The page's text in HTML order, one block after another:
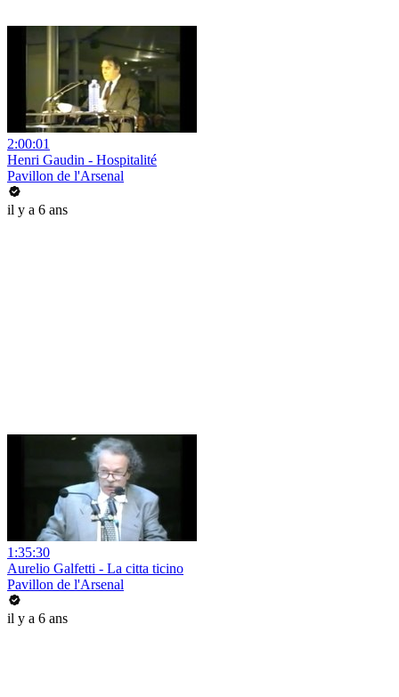
2:00:01
Henri Gaudin - Hospitalité
Pavillon de l'Arsenal
il y a 6 ans
1:35:30
Aurelio Galfetti - La citta ticino
Pavillon de l'Arsenal
il y a 6 ans